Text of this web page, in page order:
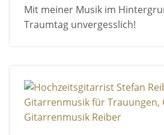
Mit meiner Musik im
Traumtag unvergesslich!